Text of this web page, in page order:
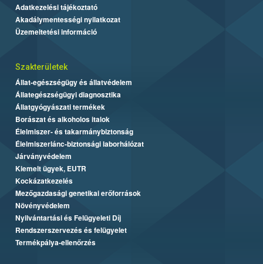
Adatkezelési tájékoztató
Akadálymentességi nyilatkozat
Üzemeltetési információ
Szakterületek
Állat-egészségügy és állatvédelem
Állategészségügyi diagnosztika
Állatgyógyászati termékek
Borászat és alkoholos italok
Élelmiszer- és takarmánybiztonság
Élelmiszerlánc-biztonsági laborhálózat
Járványvédelem
Kiemelt ügyek, EUTR
Kockázatkezelés
Mezőgazdasági genetikai erőforrások
Növényvédelem
Nyilvántartási és Felügyeleti Díj
Rendszerszervezés és felügyelet
Termékpálya-ellenőrzés